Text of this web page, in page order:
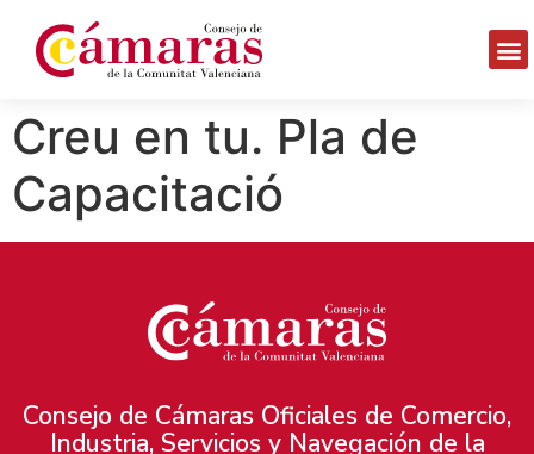
Creu en tu. Pla de
Capacitació
Consejo de Cámaras Oficiales de Comercio,
Industria, Servicios y Navegación de la